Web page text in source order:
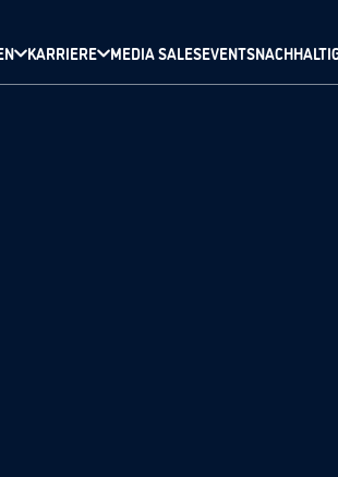
KARRIERE MEDIA SALESEVENTS